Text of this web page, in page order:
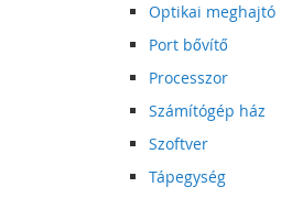
Optikai meghajtó
Port bővítő
Processzor
Számítógép ház
Szoftver
Tápegység